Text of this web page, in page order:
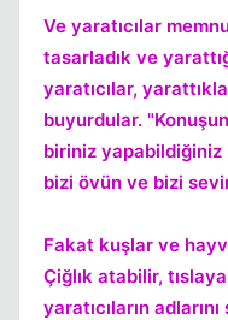
Ve yaratıcılar
tasarladık ve
yaratıcılar,
buyurdular.
biriniz yapabildiğiniz
bizi övün ve bizi
Fakat kuşlar ve
Çiğlık atabilir,
yaratıcıların